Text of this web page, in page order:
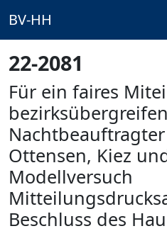
BV-HH
22-2081
Für ein faires
Ottensen, Kiez
Modellversuch
Beschluss des